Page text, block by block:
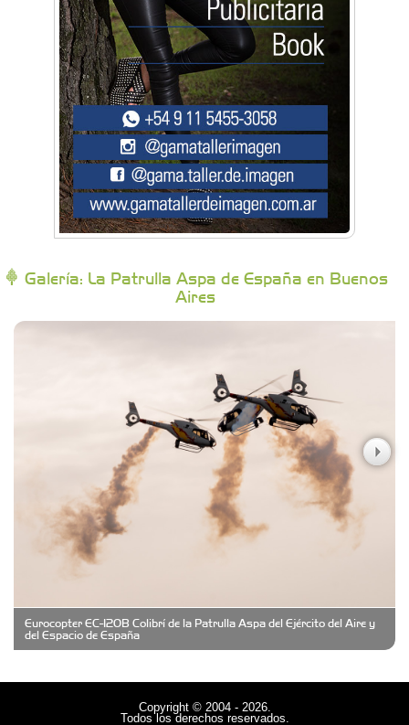
BAIC Ramos Mejía
Brisé Estudio de Danzas
Buenos Aires Equipar
Campoy Federik - Productores Asesores de
Seguros
Carniceria y granja El Viejo Peña
Casa Berta
Clima Castelar
CONSERVAS YAMASIRO
Cubanico´s - Cubanitos Rellenos!
Galería: La Patrulla Aspa de España en Buenos
Aires
Eurocopter EC-120B Colibrí de la Patrulla Aspa del Ejército del Aire y
del Espacio de España
Copyright © 2004 - 2026.
Todos los derechos reservados.